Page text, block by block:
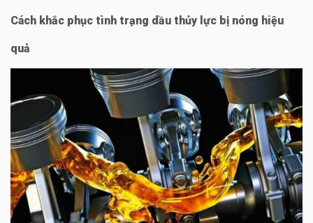
Cách khắc phục tình trạng dầu thủy lực bị nóng hiệu
quả